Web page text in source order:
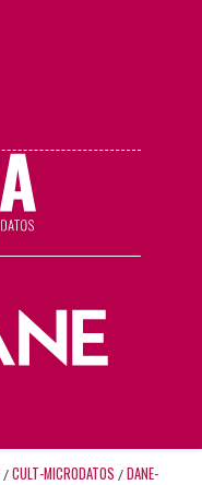
/ CULT-MICRODATOS / DANE-